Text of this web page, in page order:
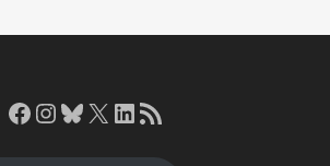
Facebook
Instagram
Bluesky
X LinkedIn
RSS Feed